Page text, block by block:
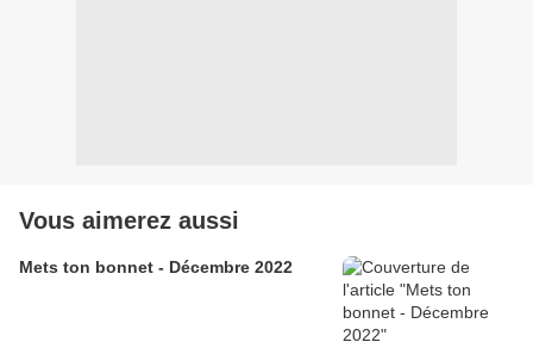
Vous aimerez aussi
Mets ton bonnet - Décembre 2022